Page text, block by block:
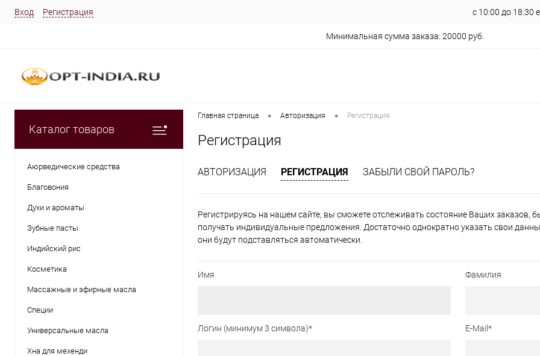
Вход Регистрация с 10:00 до 18:30
Минимальная сумма заказа: 20000 руб.
Каталог товаров
Аюрведические средства
Благовония
Духи и ароматы
Зубные пасты
Индийский рис
Косметика
Массажные и эфирные масла
Специи
Универсальные масла
Хна для мехенди
Главная страница • Авторизация • Регистрация
Регистрация
АВТОРИЗАЦИЯ РЕГИСТРАЦИЯ ЗАБЫЛИ СВОЙ ПАРОЛЬ?
Регистрируясь на нашем сайте, вы сможете отслеживать состояние Ваших заказов,
получать индивидуальные предложения. Достаточно однократно указать свои
они будут подставляться автоматически.
Имя Фамилия
Логин (минимум 3 символа)* E-Mail *